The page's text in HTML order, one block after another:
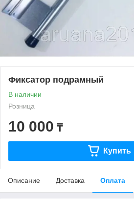
Фиксатор подрамный
В наличии
Розница
10 000 ₸
Купить
Описание Доставка Оплата